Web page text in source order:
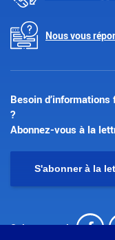
Nous vous
Besoin
?
Abonnez-vous à la
S'abonner à la
Suivez-nous !